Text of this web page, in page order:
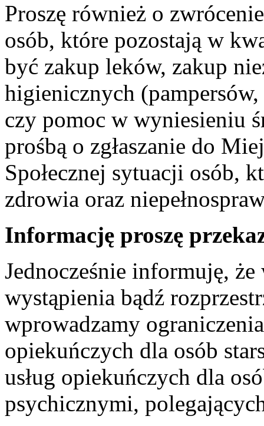
Proszę również o
osób, które pozostają w
być zakup leków, zakup
higienicznych
czy pomoc w wyniesieniu
prośbą o zgłaszanie do
Społecznej sytuacji osób,
zdrowia oraz
Informację proszę
Jednocześnie informuję,
wystąpienia bądź
wprowadzamy
opiekuńczych dla osób
usług opiekuńczych
psychicznymi,